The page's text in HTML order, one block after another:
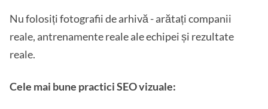
Nu folosiți fotografii de arhivă - arătați companii
reale, antrenamente reale ale echipei și rezultate
reale.
Cele mai bune practici SEO vizuale: